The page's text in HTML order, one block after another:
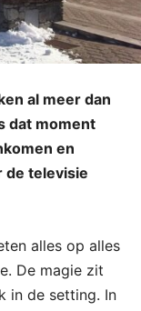
al meer dan
dat moment
en
de televisie
alles op alles
De magie zit
in de setting. In